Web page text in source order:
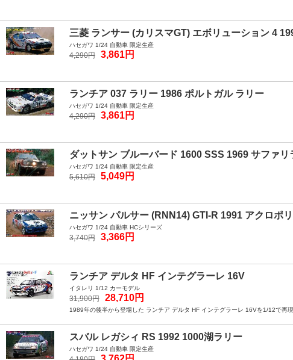
三菱 ランサー (カリスマGT) エボリューション 4
ハセガワ 1/24 自動車 限定生産
4,290円 3,861円
ランチア 037 ラリー 1986 ポルトガル ラリー
ハセガワ 1/24 自動車 限定生産
4,290円 3,861円
ダットサン ブルーバード 1600 SSS 1969 サファリ
ハセガワ 1/24 自動車 限定生産
5,610円 5,049円
ニッサン パルサー (RNN14) GTI-R 1991 アクロポ
ハセガワ 1/24 自動車 HCシリーズ
3,740円 3,366円
ランチア デルタ HF インテグラーレ 16V
イタレリ 1/12 カーモデル
31,900円 28,710円
1989年の後半から登場した ランチア デルタ HF インテグラーレ 16Vを1/12で再
スバル レガシィ RS 1992 1000湖ラリー
ハセガワ 1/24 自動車 限定生産